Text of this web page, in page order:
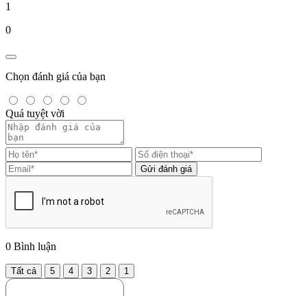
1
0
Chọn đánh giá của bạn
Quá tuyệt vời
Gửi đánh giá
0 Bình luận
Tất cả 5 4 3 2 1